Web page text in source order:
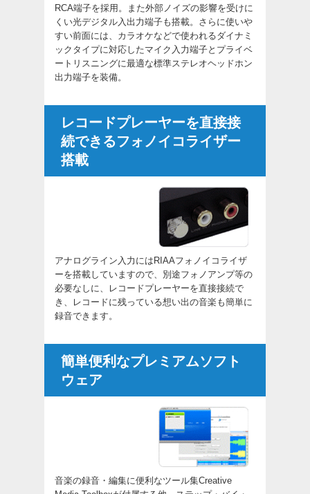
RCA端子を採用。また外部ノイズの影響を受けに
くい光デジタル入出力端子も搭載。さらに使いや
すい前面には、カラオケなどで使われるダイナミ
ックタイプに対応したマイク入力端子とプライベ
ートリスニングに最適な標準ステレオヘッドホン
出力端子を装備。
レコードプレーヤーを直接接
続できるフォノイコライザー
搭載
アナログライン入力にはRIAAフォノイコライザ
ーを搭載していますので、別途フォノアンプ等の
必要なしに、レコードプレーヤーを直接接続で
き、レコードに残っている想い出の音楽も簡単に
録音できます。
簡単便利なプレミアムソフト
ウェア
音楽の録音・編集に便利なツール集Creative